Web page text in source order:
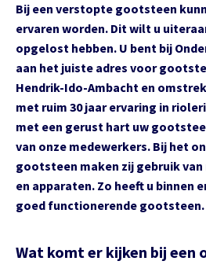
Bij een verstopte gootsteen
ervaren worden. Dit wilt u
opgelost hebben. U bent bij
aan het juiste adres voor
Hendrik-Ido-Ambacht en
met ruim 30 jaar ervaring in
met een gerust hart uw
van onze medewerkers. Bij het
gootsteen maken zij gebruik
en apparaten. Zo heeft u binnen
goed functionerende gootsteen.
Wat komt er kijken bij een